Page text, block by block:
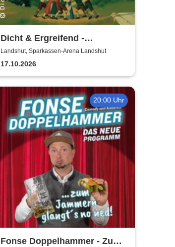
Dicht & Ergreifend -
Zweiländerdreieck - Tour
2026/2027
Landshut, Sparkassen-Arena Landshut
17.10.2026
20:00 Uhr
Fonse Doppelhammer - Zum